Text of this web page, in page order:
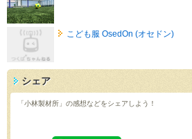
こども服 OsedOn (オセドン)
シェア
「小林製材所」の感想などをシェアしよう！